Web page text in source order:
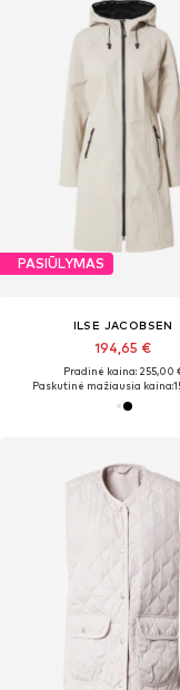
PASIŪLYMAS
ILSE JACOBSEN
194,65 €
Pradinė kaina: 255,00
Paskutinė mažiausia kaina: